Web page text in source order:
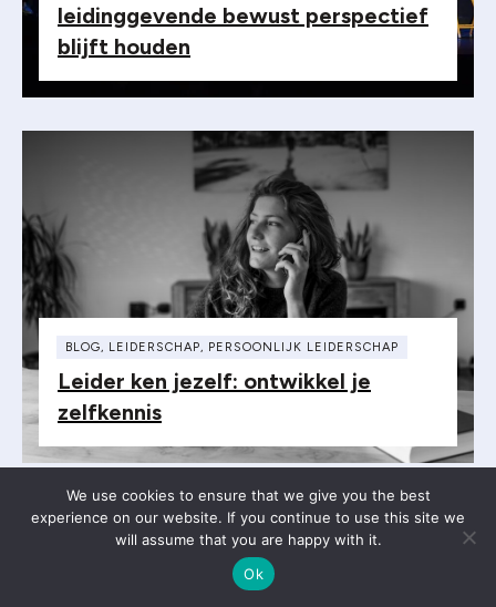
leidinggevende bewust perspectief
blijft houden
BLOG, LEIDERSCHAP, PERSOONLIJK LEIDERSCHAP
Leider ken jezelf: ontwikkel je
zelfkennis
We use cookies to ensure that we give you the best
experience on our website. If you continue to use this site we
will assume that you are happy with it.
Ok